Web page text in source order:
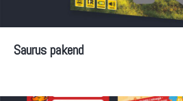
Saurus pakend